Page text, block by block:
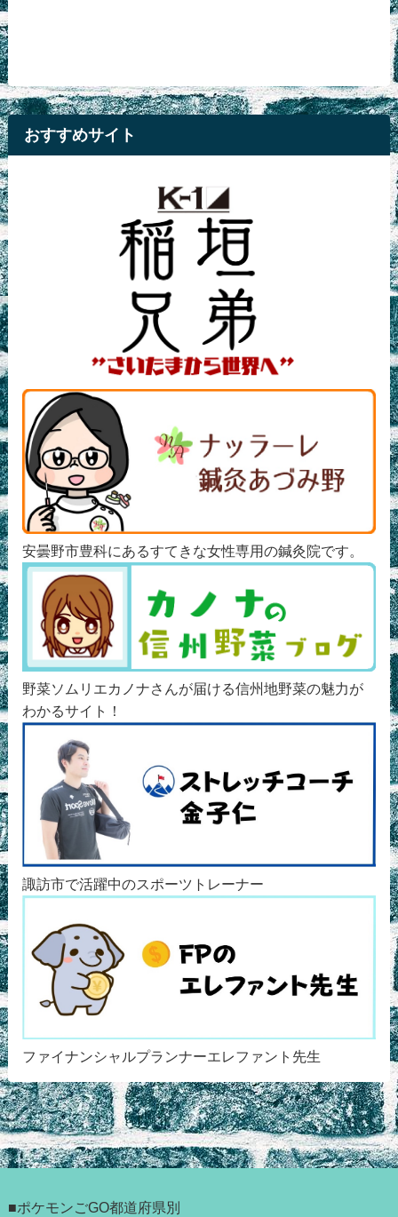
おすすめサイト
安曇野市豊科にあるすてきな女性専用の鍼灸院です。
野菜ソムリエカノナさんが届ける信州地野菜の魅力が
わかるサイト！
諏訪市で活躍中のスポーツトレーナー
ファイナンシャルプランナーエレファント先生
■ポケモンごGO都道府県別